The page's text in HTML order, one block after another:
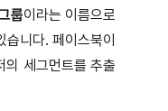
룹이라는 이름으로
니다. 페이스북이
세그먼트를 추출